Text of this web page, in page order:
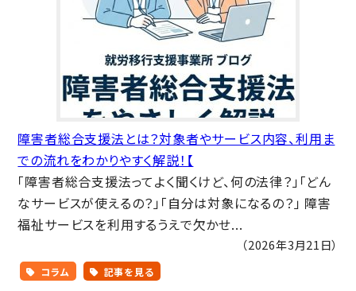
障害者総合支援法とは？対象者やサービス内容、利用ま
での流れをわかりやすく解説！【
「障害者総合支援法ってよく聞くけど、何の法律？」「どん
なサービスが使えるの？」「自分は対象になるの？」 障害
福祉サービスを利用するうえで欠かせ...
（2026年3月21日）
コラム 記事を見る